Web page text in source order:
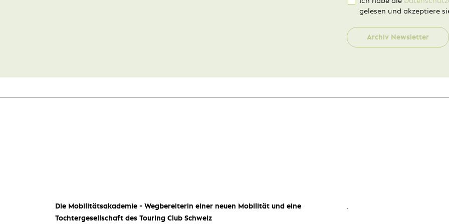
gelesen und akzeptiere
Archiv Newsletter
Die Mobilitätsakademie - Wegbereiterin einer neuen Mobilität und eine
Tochtergesellschaft des Touring Club Schweiz
.